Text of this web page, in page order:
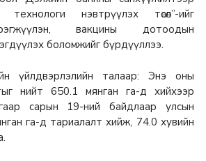
нэвтрүүлэх төсөл”-ийг
вакцины дотоодын
боломжийг бүрдүүллээ.
үйлдвэрлэлийн талаар: Энэ оны
нийт 650.1 мянган га-д хийхээр
сарын 19-ний байдлаар улсын
га-д тариалалт хийж, 74.0 хувийн